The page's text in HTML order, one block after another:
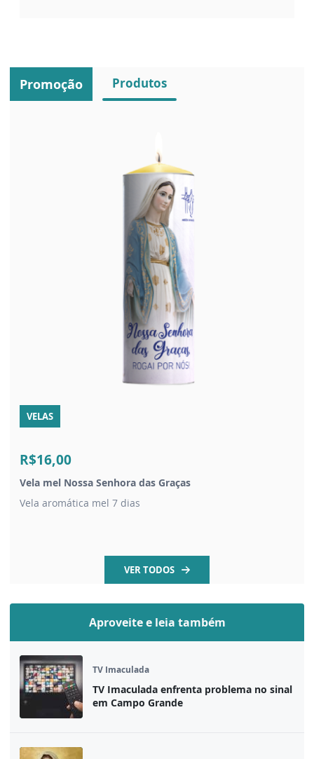
Promoção Produtos
VELAS
R$16,00
Vela mel Nossa Senhora das Graças
Vela aromática mel 7 dias
VER TODOS
Aproveite e leia também
TV Imaculada
TV Imaculada enfrenta problema no sinal
em Campo Grande